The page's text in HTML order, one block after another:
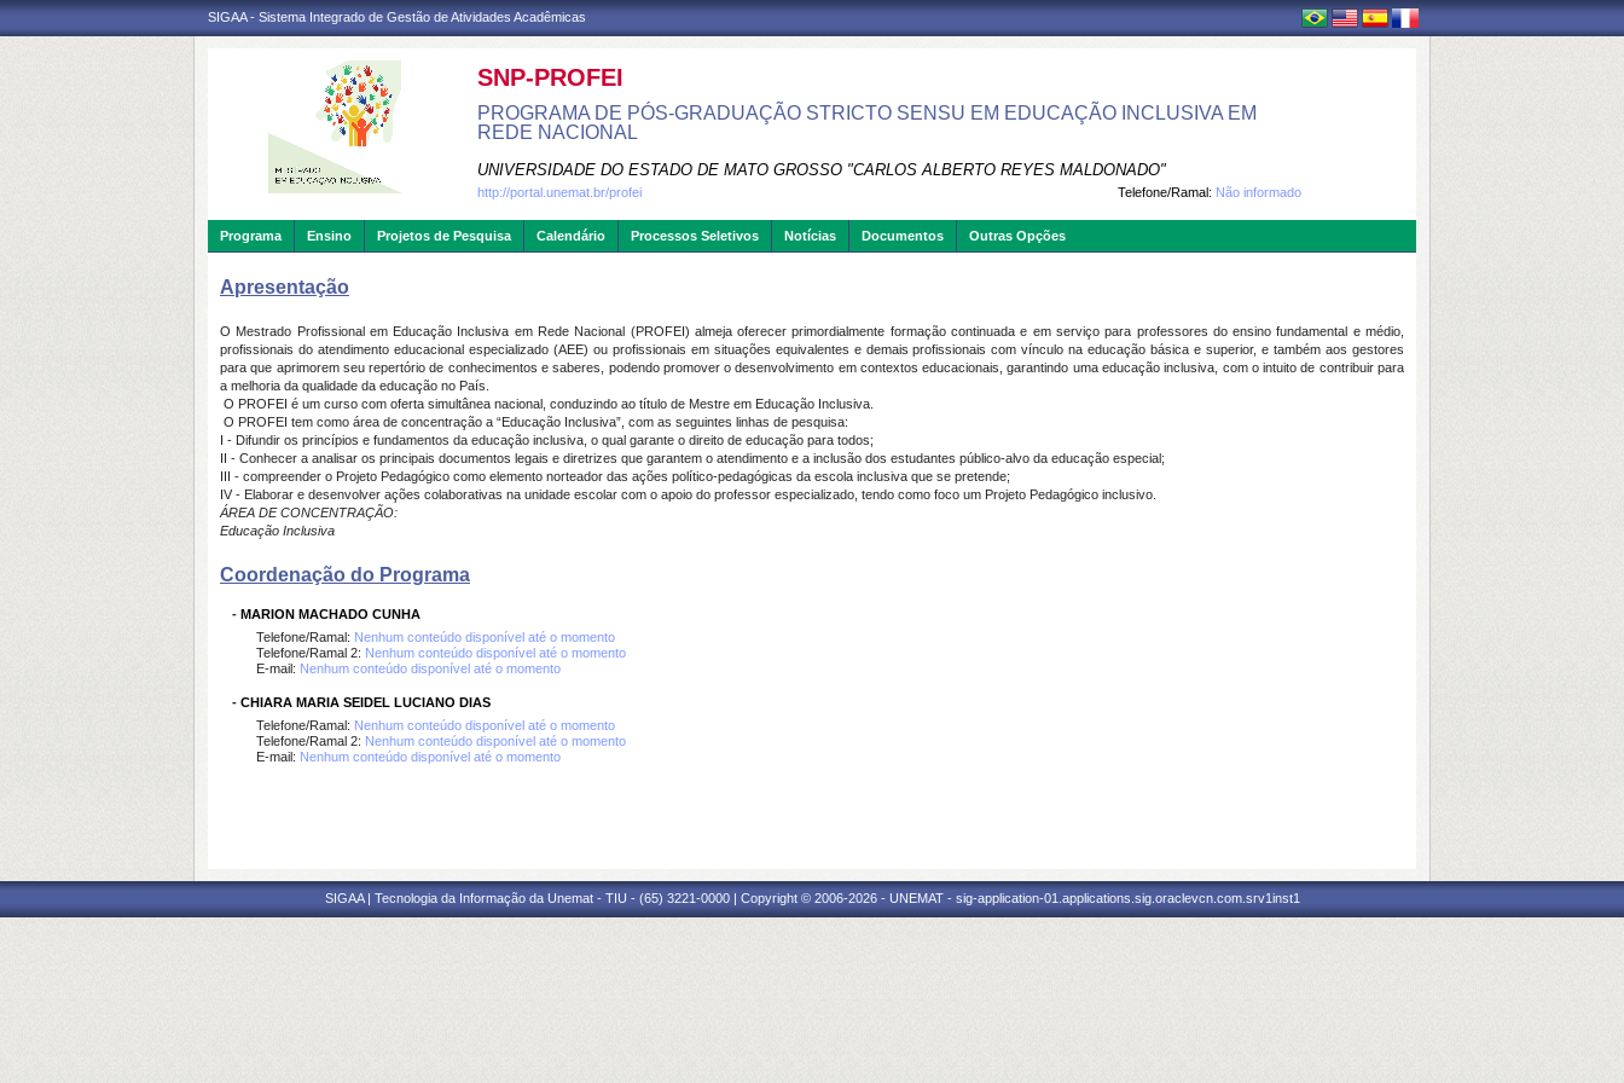
SIGAA - Sistema Integrado de Gestão de Atividades Acadêmicas
SNP-PROFEI
PROGRAMA DE PÓS-GRADUAÇÃO STRICTO SENSU EM EDUCAÇÃO INCLUSIVA EM
REDE NACIONAL
UNIVERSIDADE DO ESTADO DE MATO GROSSO "CARLOS ALBERTO REYES MALDONADO"
Telefone/Ramal: Não informado
http://portal.unemat.br/profei
Programa Ensino Projetos de Pesquisa Calendário Processos Seletivos Notícias Documentos Outras Opções
Apresentação
O Mestrado Profissional em Educação Inclusiva em Rede Nacional (PROFEI) almeja oferecer primordialmente formação continuada e em serviço para professores do ensino fundamental e médio,
profissionais do atendimento educacional especializado (AEE) ou profissionais em situações equivalentes e demais profissionais com vínculo na educação básica e superior, e também aos gestores
para que aprimorem seu repertório de conhecimentos e saberes, podendo promover o desenvolvimento em contextos educacionais, garantindo uma educação inclusiva, com o intuito de contribuir para
a melhoria da qualidade da educação no País.
O PROFEI é um curso com oferta simultânea nacional, conduzindo ao título de Mestre em Educação Inclusiva.
O PROFEI tem como área de concentração a “Educação Inclusiva”, com as seguintes linhas de pesquisa:
I - Difundir os princípios e fundamentos da educação inclusiva, o qual garante o direito de educação para todos;
II - Conhecer a analisar os principais documentos legais e diretrizes que garantem o atendimento e a inclusão dos estudantes público-alvo da educação especial;
III - compreender o Projeto Pedagógico como elemento norteador das ações político-pedagógicas da escola inclusiva que se pretende;
IV - Elaborar e desenvolver ações colaborativas na unidade escolar com o apoio do professor especializado, tendo como foco um Projeto Pedagógico inclusivo.
ÁREA DE CONCENTRAÇÃO:
Educação Inclusiva
Coordenação do Programa
- MARION MACHADO CUNHA
Telefone/Ramal: Nenhum conteúdo disponível até o momento
Telefone/Ramal 2: Nenhum conteúdo disponível até o momento
E-mail: Nenhum conteúdo disponível até o momento
- CHIARA MARIA SEIDEL LUCIANO DIAS
Telefone/Ramal: Nenhum conteúdo disponível até o momento
Telefone/Ramal 2: Nenhum conteúdo disponível até o momento
E-mail: Nenhum conteúdo disponível até o momento
SIGAA | Tecnologia da Informação da Unemat - TIU - (65) 3221-0000 | Copyright © 2006-2026 - UNEMAT - sig-application-01.applications.sig.oraclevcn.com.srv1inst1